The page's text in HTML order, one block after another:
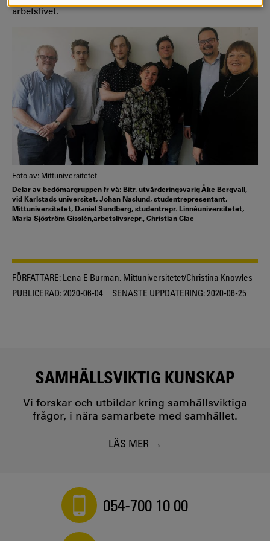
arbetslivet.
Foto av: Mittuniversitetet
Delar av bedömargruppen fr vä: Bitr. utvärderingsvarig Åke Bergvall,
vid Karlstads universitet, Johan Näslund, studentrepresentant,
Mittuniversitetet, Daniel Sundberg, studentrepr. Linnéuniversitetet,
Maria Sjöström Gisslén,arbetslivsrepr., Christian Clae
FÖRFATTARE: Lena E Burman, Mittuniversitetet/Christina Knowles
PUBLICERAD:2020-06-04 SENASTE UPPDATERING:2020-06-25
SAMHÄLLSVIKTIG KUNSKAP
Vi forskar och utbildar kring samhällsviktiga
frågor, i nära samarbete med samhället.
LÄS MER
054-700 10 00